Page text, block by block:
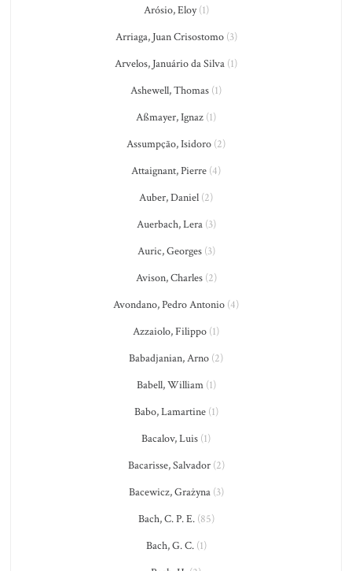
Arósio, Eloy(1)
Arriaga, Juan Crisostomo(3)
Arvelos, Januário da Silva (1)
Ashewell, Thomas (1)
Aßmayer, Ignaz (1)
Assumpção, Isidoro (2)
Attaignant, Pierre (4)
Auber, Daniel (2)
Auerbach, Lera(3)
Auric, Georges(3)
Avison, Charles(2)
Avondano, Pedro Antonio (4)
Azzaiolo, Filippo (1)
Babadjanian, Arno (2)
Babell, William(1)
Babo, Lamartine(1)
Bacalov, Luis (1)
Bacarisse, Salvador(2)
Bacewicz, Grażyna(3)
Bach, C. P. E.(85)
Bach, G. C.(1)